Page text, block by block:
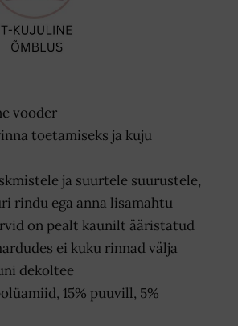
vooder
toetamiseks ja kuju
ja suurtele suurustele,
rindu ega anna lisamahtu
on pealt kaunilt ääristatud
ei kuku rinnad välja
dekoltee
15% puuvill, 5%